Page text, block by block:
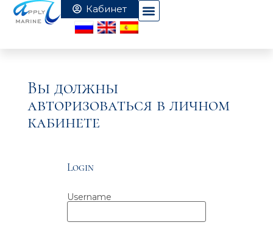
Вы должны
авторизоваться в личном
кабинете
Login
Username